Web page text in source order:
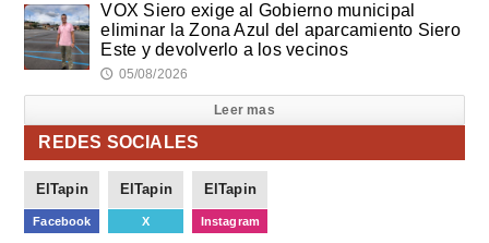
VOX Siero exige al Gobierno municipal
eliminar la Zona Azul del aparcamiento Siero
Este y devolverlo a los vecinos
🕔 05/08/2026
Leer mas
REDES SOCIALES
ElTapin
Facebook
ElTapin
X
ElTapin
Instagram